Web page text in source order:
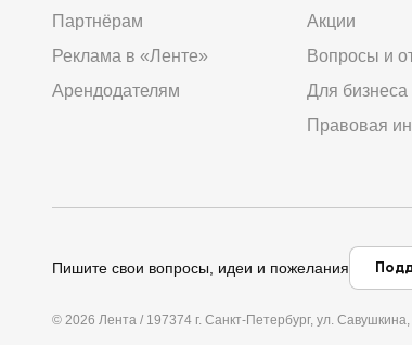
Партнёрам
Реклама в «Ленте»
Арендодателям
Акции
Вопросы и
Для бизнеса
Правовая
Пишите свои вопросы, идеи и пожелания
© 2026 Лента / 197374 г. Санкт-Петербург, ул.